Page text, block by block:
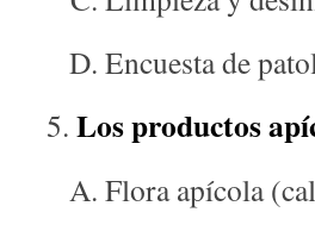
Encuesta de
Los productos
Flora apícola